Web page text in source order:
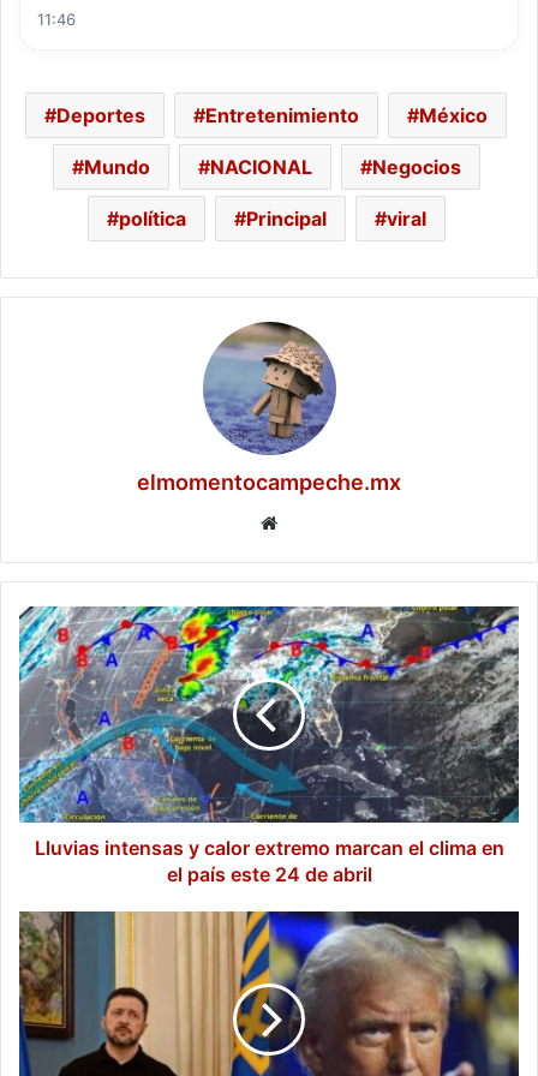
11:46
Deportes Entretenimiento México
Mundo NACIONAL Negocios
política Principal viral
elmomentocampeche.mx
Lluvias
intensas
y
calor
extremo
marcan
el
clima
en
24
de
abril
Lluvias intensas y calor extremo marcan el clima en
el país este 24 de abril
Trump
acusa
a
Zelensky
de
obstaculizar